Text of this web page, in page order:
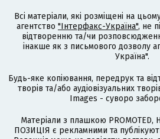
Всі матеріали, які розміщені на
агентство "Інтерфакс-Україна", не
відтворенню та/чи
інакше як з письмового дозволу
Україна".
Будь-яке копіювання, передрук та
творів та/або аудіовізуальних
Images - суворо
Матеріали з плашкою
ПОЗИЦІЯ є рекламними та